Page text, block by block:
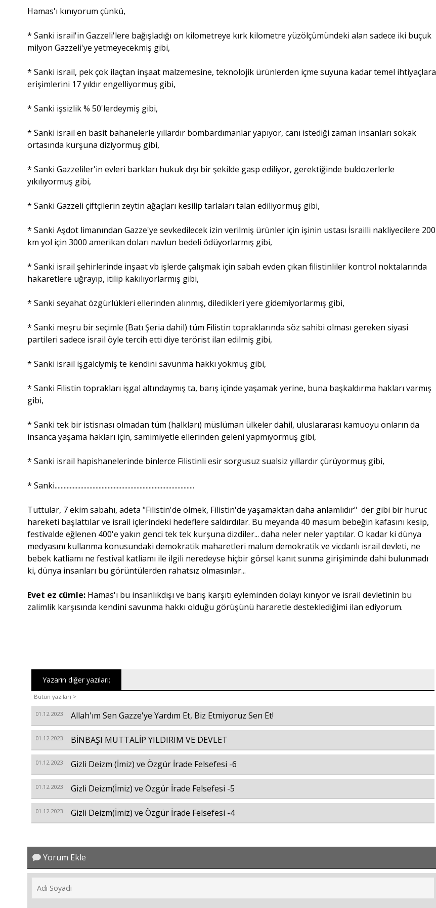
Hamas'ı kınıyorum çünkü,
* Sanki israil'in Gazzeli'lere bağışladığı on kilometreye kırk kilometre yüzölçümündeki alan sadece iki buçuk
milyon Gazzeli'ye yetmeyecekmiş gibi,
* Sanki israil, pek çok ilaçtan inşaat malzemesine, teknolojik ürünlerden içme suyuna kadar temel ihtiyaçlara
erişimlerini 17 yıldır engelliyormuş gibi,
* Sanki işsizlik % 50'lerdeymiş gibi,
* Sanki israil en basit bahanelerle yıllardır bombardımanlar yapıyor, canı istediği zaman insanları sokak
ortasında kurşuna diziyormuş gibi,
* Sanki Gazzeliler'in evleri barkları hukuk dışı bir şekilde gasp ediliyor, gerektiğinde buldozerlerle
yıkılıyormuş gibi,
* Sanki Gazzeli çiftçilerin zeytin ağaçları kesilip tarlaları talan ediliyormuş gibi,
* Sanki Aşdot limanından Gazze'ye sevkedilecek izin verilmiş ürünler için işinin ustası İsrailli nakliyecilere 200
km yol için 3000 amerikan doları navlun bedeli ödüyorlarmış gibi,
* Sanki israil şehirlerinde inşaat vb işlerde çalışmak için sabah evden çıkan filistinliler kontrol noktalarında
hakaretlere uğrayıp, itilip kakılıyorlarmış gibi,
* Sanki seyahat özgürlükleri ellerinden alınmış, diledikleri yere gidemiyorlarmış gibi,
* Sanki meşru bir seçimle (Batı Şeria dahil) tüm Filistin topraklarında söz sahibi olması gereken siyasi
partileri sadece israil öyle tercih etti diye terörist ilan edilmiş gibi,
* Sanki israil işgalciymiş te kendini savunma hakkı yokmuş gibi,
* Sanki Filistin toprakları işgal altındaymış ta, barış içinde yaşamak yerine, buna başkaldırma hakları varmış
gibi,
* Sanki tek bir istisnası olmadan tüm (halkları) müslüman ülkeler dahil, uluslararası kamuoyu onların da
insanca yaşama hakları için, samimiyetle ellerinden geleni yapmıyormuş gibi,
* Sanki israil hapishanelerinde binlerce Filistinli esir sorgusuz sualsiz yıllardır çürüyormuş gibi,
* Sanki............................................................................................
Tuttular, 7 ekim sabahı, adeta "Filistin'de ölmek, Filistin'de yaşamaktan daha anlamlıdır" der gibi bir huruc
hareketi başlattılar ve israil içlerindeki hedeflere saldırdılar. Bu meyanda 40 masum bebeğin kafasını kesip,
festivalde eğlenen 400'e yakın genci tek tek kurşuna dizdiler... daha neler neler yaptılar. O kadar ki dünya
medyasını kullanma konusundaki demokratik maharetleri malum demokratik ve vicdanlı israil devleti, ne
bebek katliamı ne festival katliamı ile ilgili neredeyse hiçbir görsel kanıt sunma girişiminde dahi bulunmadı
ki, dünya insanları bu görüntülerden rahatsız olmasınlar...
Evet ez cümle: Hamas'ı bu insanlıkdışı ve barış karşıtı eyleminden dolayı kınıyor ve israil devletinin bu
zalimlik karşısında kendini savunma hakkı olduğu görüşünü hararetle desteklediğimi ilan ediyorum.
Yazarın diğer yazıları;
Bütün yazıları >
01.12.2023 Allah'ım Sen Gazze'ye Yardım Et, Biz Etmiyoruz Sen Et!
01.12.2023 BİNBAŞI MUTTALİP YILDIRIM VE DEVLET
01.12.2023 Gizli Deizm (İmiz) ve Özgür İrade Felsefesi -6
01.12.2023 Gizli Deizm(İmiz) ve Özgür İrade Felsefesi -5
01.12.2023 Gizli Deizm(İmiz) ve Özgür İrade Felsefesi -4
Yorum Ekle